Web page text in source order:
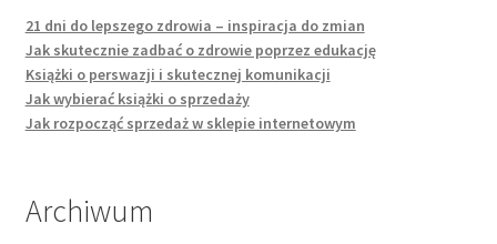
21 dni do lepszego zdrowia – inspiracja do zmian
Jak skutecznie zadbać o zdrowie poprzez edukację
Książki o perswazji i skutecznej komunikacji
Jak wybierać książki o sprzedaży
Jak rozpocząć sprzedaż w sklepie internetowym
Archiwum